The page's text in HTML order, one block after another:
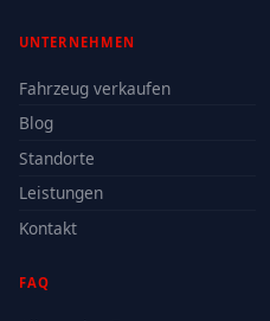
UNTERNEHMEN
Fahrzeug verkaufen
Blog
Standorte
Leistungen
Kontakt
FAQ